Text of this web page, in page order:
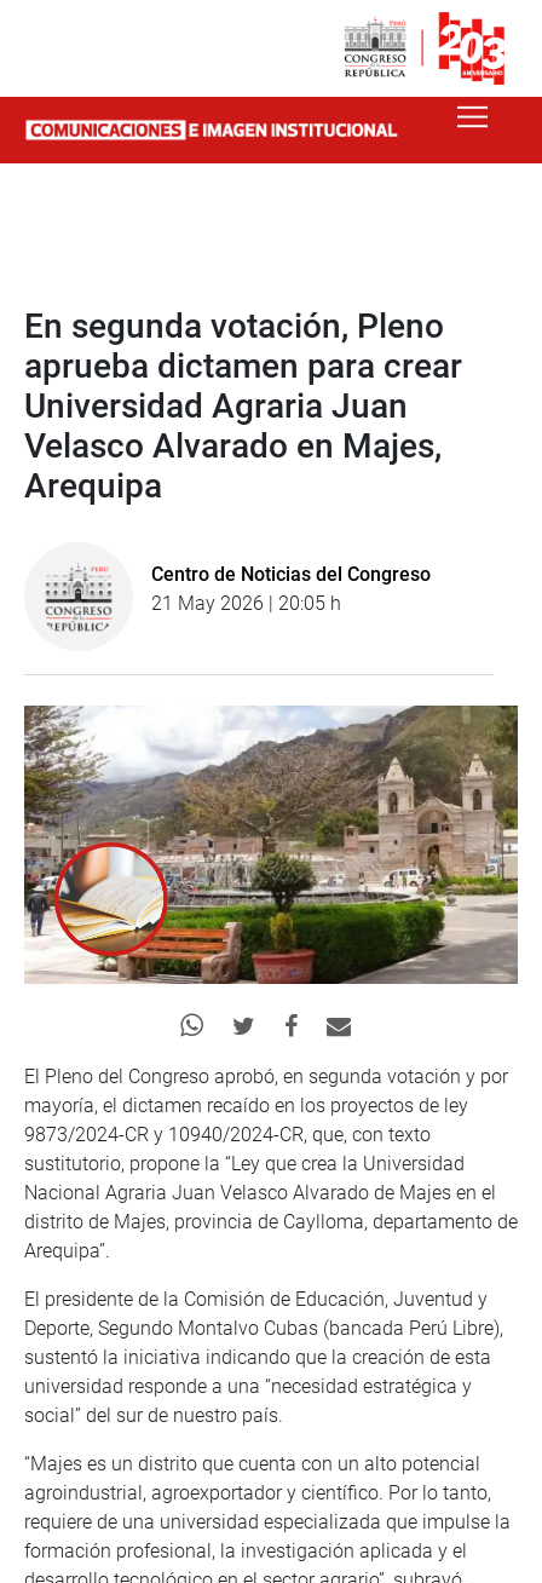
En segunda votación, Pleno
aprueba dictamen para crear
Universidad Agraria Juan
Velasco Alvarado en Majes,
Arequipa
Centro de Noticias del Congreso
21 May 2026 | 20:05 h
El Pleno del Congreso aprobó, en segunda votación y por
mayoría, el dictamen recaído en los proyectos de ley
9873/2024-CR y 10940/2024-CR, que, con texto
sustitutorio, propone la “Ley que crea la Universidad
Nacional Agraria Juan Velasco Alvarado de Majes en el
distrito de Majes, provincia de Caylloma, departamento de
Arequipa”.
El presidente de la Comisión de Educación, Juventud y
Deporte, Segundo Montalvo Cubas (bancada Perú Libre),
sustentó la iniciativa indicando que la creación de esta
universidad responde a una “necesidad estratégica y
social” del sur de nuestro país.
“Majes es un distrito que cuenta con un alto potencial
agroindustrial, agroexportador y científico. Por lo tanto,
requiere de una universidad especializada que impulse la
formación profesional, la investigación aplicada y el